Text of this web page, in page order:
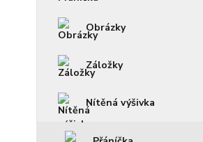
Obrázky
Záložky
Nítěná výšivka